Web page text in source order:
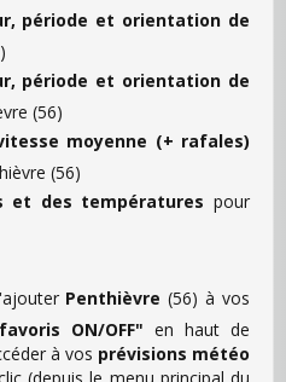
période et orientation de
période et orientation de
(56)
moyenne (+ rafales)
(56)
et des températures pour
Penthièvre (56) à vos
ON/OFF" en haut de
à vos prévisions météo